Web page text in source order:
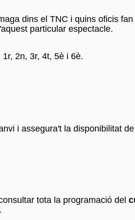
dins el TNC i quins oficis
particular espectacle.
2n, 3r, 4t, 5è i 6è.
i assegura't la disponibilitat
tota la programació del
.